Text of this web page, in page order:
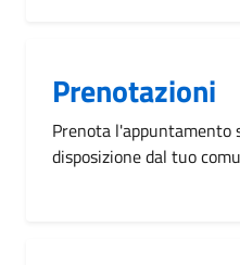
Prenotazioni
Prenota l'appuntamento
disposizione dal tuo